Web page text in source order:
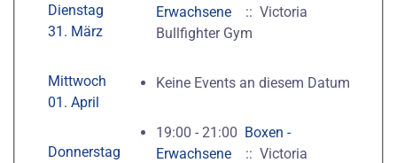
Dienstag
31. März
Erwachsene
:: Victoria
Bullfighter Gym
Mittwoch
01. April
Keine Events an diesem Datum
Donnerstag
19:00 - 21:00 Boxen -
Erwachsene
:: Victoria